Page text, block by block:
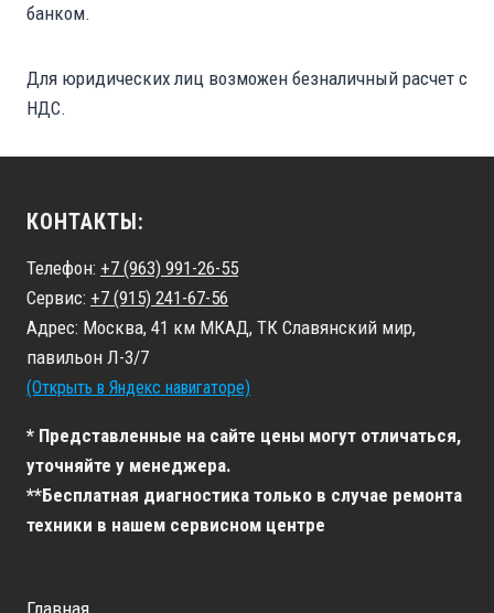
банком.
Для юридических лиц возможен безналичный расчет с
НДС.
КОНТАКТЫ:
Телефон: +7 (963) 991-26-55
Сервис: +7 (915) 241-67-56
Адрес: Москва, 41 км МКАД, ТК Славянский мир,
павильон Л-3/7
(Открыть в Яндекс навигаторе)
* Представленные на сайте цены могут отличаться,
уточняйте у менеджера.
**Бесплатная диагностика только в случае ремонта
техники в нашем сервисном центре